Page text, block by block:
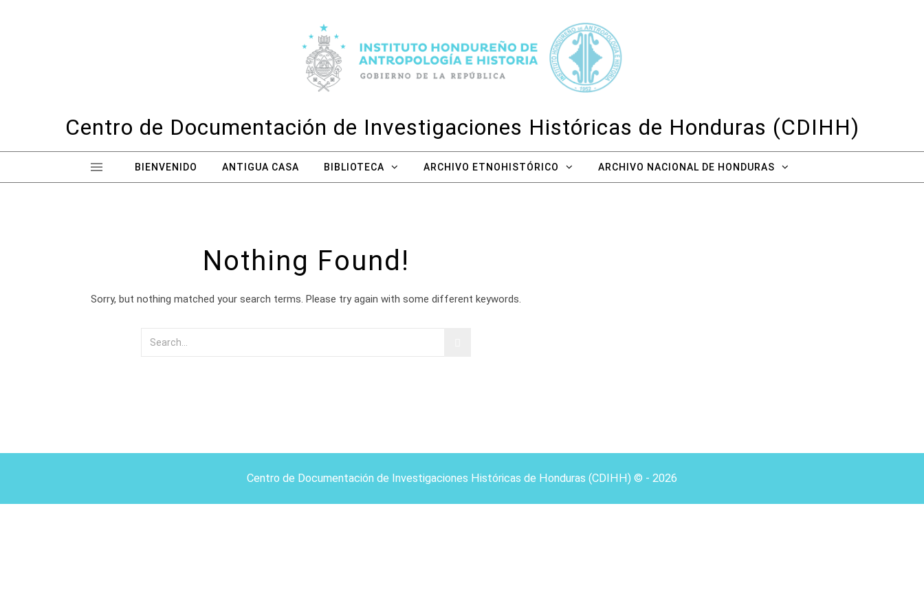
Centro de Documentación de Investigaciones Históricas de Honduras (CDIHH)
BIENVENIDO ANTIGUA CASA BIBLIOTECA ARCHIVO ETNOHISTÓRICO ARCHIVO NACIONAL DE HONDURAS
Nothing Found!
Sorry, but nothing matched your search terms. Please try again with some different keywords.
Centro de Documentación de Investigaciones Históricas de Honduras (CDIHH) © - 2026